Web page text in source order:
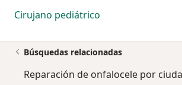
Cirujano pediátrico
Búsquedas relacionadas
Reparación de onfalocele por